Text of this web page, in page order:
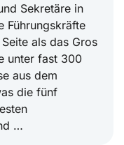
Sekretäre in
Führungskräfte
als das Gros
unter fast 300
aus dem
die fünf
…